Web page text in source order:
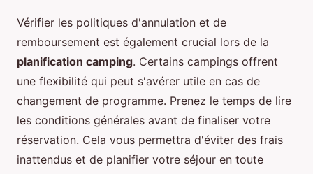
Vérifier les politiques d'annulation et de
remboursement est également crucial lors de la
planification camping. Certains campings offrent
une flexibilité qui peut s'avérer utile en cas de
changement de programme. Prenez le temps de lire
les conditions générales avant de finaliser votre
réservation. Cela vous permettra d'éviter des frais
inattendus et de planifier votre séjour en toute